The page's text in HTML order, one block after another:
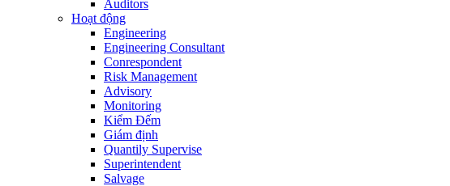
Auditors
Hoạt động
Engineering
Engineering Consultant
Conrespondent
Risk Management
Advisory
Monitoring
Kiểm Đếm
Giám định
Quantily Supervise
Superintendent
Salvage